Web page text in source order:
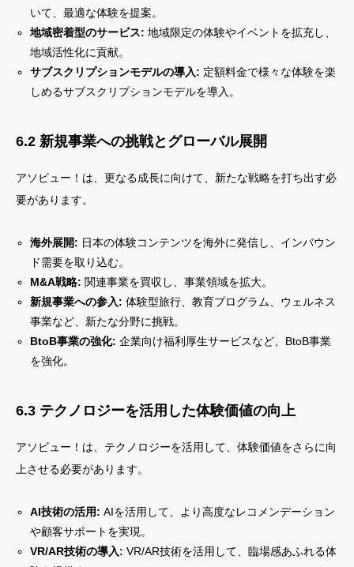
いて、最適な体験を提案。
地域密着型のサービス: 地域限定の体験やイベントを拡充し、
地域活性化に貢献。
サブスクリプションモデルの導入: 定額料金で様々な体験を楽
しめるサブスクリプションモデルを導入。
6.2 新規事業への挑戦とグローバル展開
アソビュー！は、更なる成長に向けて、新たな戦略を打ち出す必
要があります。
海外展開: 日本の体験コンテンツを海外に発信し、インバウン
ド需要を取り込む。
M&A戦略: 関連事業を買収し、事業領域を拡大。
新規事業への参入: 体験型旅行、教育プログラム、ウェルネス
事業など、新たな分野に挑戦。
BtoB事業の強化: 企業向け福利厚生サービスなど、BtoB事業
を強化。
6.3 テクノロジーを活用した体験価値の向上
アソビュー！は、テクノロジーを活用して、体験価値をさらに向
上させる必要があります。
AI技術の活用: AIを活用して、より高度なレコメンデーション
や顧客サポートを実現。
VR/AR技術の導入: VR/AR技術を活用して、臨場感あふれる体